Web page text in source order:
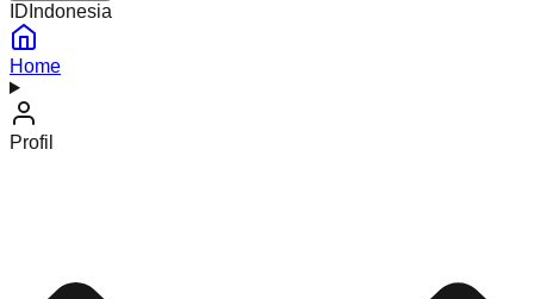
ID Indonesia
Home
Profil